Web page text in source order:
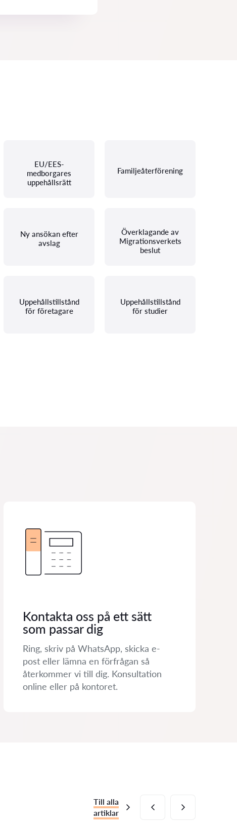
EU/EES-
medborgares
uppehållsrätt
Familjeåterförening
Ny ansökan efter
avslag
Överklagande av
Migrationsverkets
beslut
Uppehållstillstånd
för företagare
Uppehållstillstånd
för studier
Kontakta oss på ett sätt
som passar dig
Ring, skriv på WhatsApp, skicka e-
post eller lämna en förfrågan så
återkommer vi till dig. Konsultation
online eller på kontoret.
Till alla
artiklar